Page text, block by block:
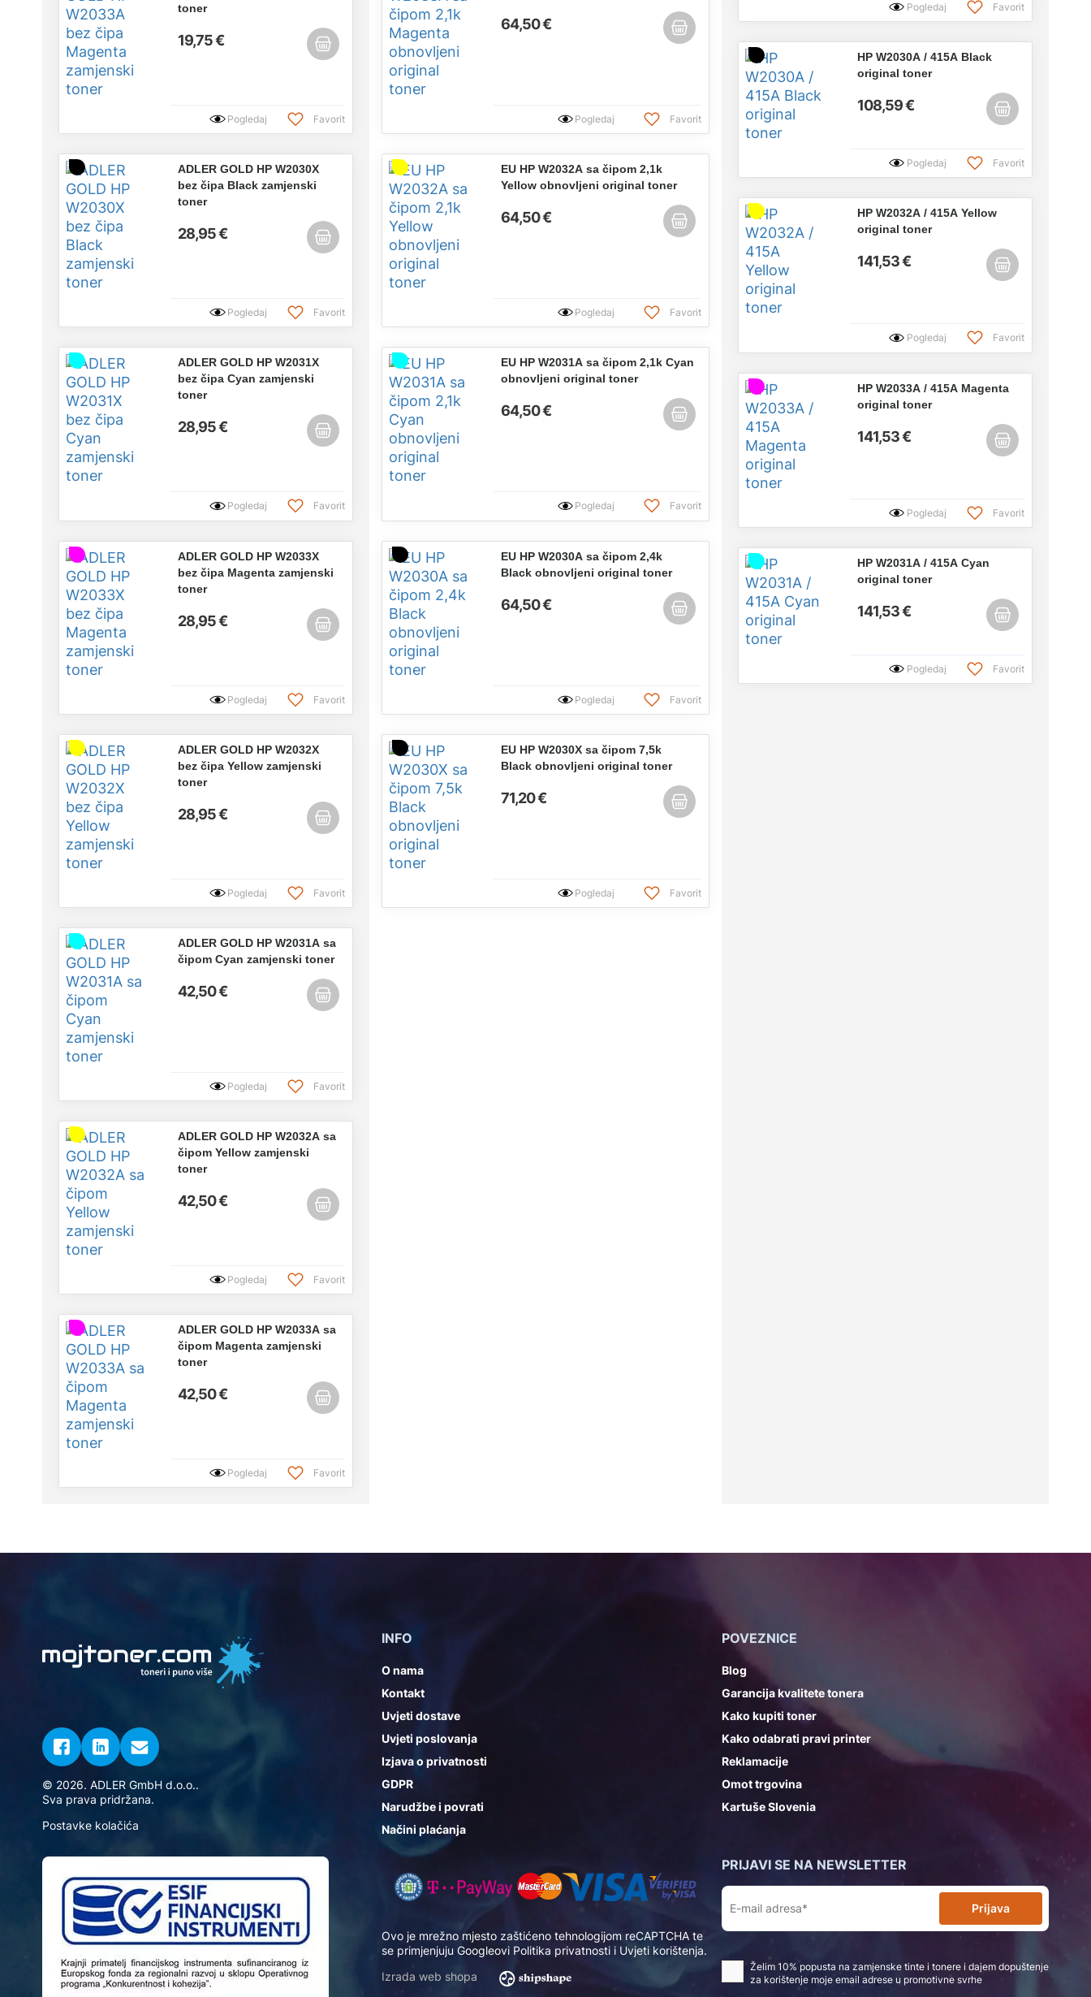
toner
19,75 €
Pogledaj Favorit
ADLER GOLD HP W2030X
bez čipa Black zamjenski
toner
28,95 €
Pogledaj Favorit
ADLER GOLD HP W2031X
bez čipa Cyan zamjenski
toner
28,95 €
Pogledaj Favorit
ADLER GOLD HP W2033X
bez čipa Magenta zamjenski
toner
28,95 €
Pogledaj Favorit
ADLER GOLD HP W2032X
bez čipa Yellow zamjenski
toner
28,95 €
Pogledaj Favorit
ADLER GOLD HP W2031A sa
čipom Cyan zamjenski toner
42,50 €
Pogledaj Favorit
ADLER GOLD HP W2032A sa
čipom Yellow zamjenski
toner
42,50 €
Pogledaj Favorit
ADLER GOLD HP W2033A sa
čipom Magenta zamjenski
toner
42,50 €
Pogledaj Favorit
64,50 €
Pogledaj Favorit
EU HP W2032A sa čipom 2,1k
Yellow obnovljeni original toner
64,50 €
Pogledaj Favorit
EU HP W2031A sa čipom 2,1k Cyan
obnovljeni original toner
64,50 €
Pogledaj Favorit
EU HP W2030A sa čipom 2,4k
Black obnovljeni original toner
64,50 €
Pogledaj Favorit
EU HP W2030X sa čipom 7,5k
Black obnovljeni original toner
71,20 €
Pogledaj Favorit
Pogledaj Favorit
HP W2030A / 415A Black
original toner
108,59 €
Pogledaj Favorit
HP W2032A / 415A Yellow
original toner
141,53 €
Pogledaj Favorit
HP W2033A / 415A Magenta
original toner
141,53 €
Pogledaj Favorit
HP W2031A / 415A Cyan
original toner
141,53 €
Pogledaj Favorit
© 2026. ADLER GmbH d.o.o..
Sva prava pridržana.
Postavke kolačića
INFO
O nama
Kontakt
Uvjeti dostave
Uvjeti poslovanja
Izjava o privatnosti
GDPR
Narudžbe i povrati
Načini plaćanja
POVEZNICE
Blog
Garancija kvalitete tonera
Kako kupiti toner
Kako odabrati pravi printer
Reklamacije
Omot trgovina
Kartuše Slovenia
Ovo je mrežno mjesto zaštićeno tehnologijom reCAPTCHA te
se primjenjuju Googleovi Politika privatnosti i Uvjeti korištenja.
Izrada web shopa
PRIJAVI SE NA NEWSLETTER
Prijava
Želim 10% popusta na zamjenske tinte i tonere i dajem dopuštenje
za korištenje moje email adrese u promotivne svrhe